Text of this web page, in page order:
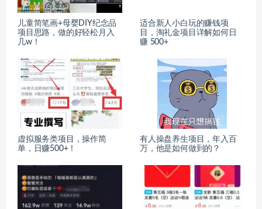
儿童简笔画+母婴DIY纪念品
项目思路，做的好轻松月入
几w！
适合新人小白玩的赚钱项
目，淘礼金项目详解如何日
赚 500+
虚拟服务类项目，操作简
单，日赚500+！
​有人操盘养生项目，年入百
万，他是如何做到的？